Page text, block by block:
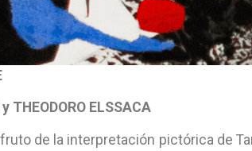
THEODORO ELSSACA
de la interpretación pictórica de